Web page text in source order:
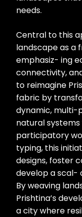
needs.
Central to this
landscape as a
emphasiz- ing
connectivity,
to reimagine
fabric by
dynamic, multi-
natural
participatory
typing, this
designs, foster
develop a scal-
By weaving
Prishtina’s
a city where